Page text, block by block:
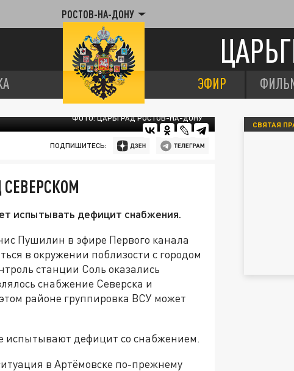
РОСТОВ-НА-ДОНУ
ЭФИР
ФОТО: ЦАРЬГРАД РОСТОВ-НА-ДОНУ
ПОДПИШИТЕСЬ:
испытывать дефицит снабжения.
Пушилин в эфире Первого канала
в окружении поблизости с городом
станции Соль оказались
снабжение Северска и
районе группировка ВСУ может
испытывают дефицит со снабжением.
в Артёмовске по-прежнему
СВЯТАЯ